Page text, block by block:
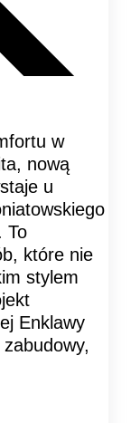
w
nową
u
To
które nie
stylem
Enklawy